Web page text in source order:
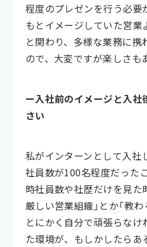
程度のプレゼンを行う必要
もとイメージしていた営
と関わり、多様な業務に
ので、大変ですが楽しさも
ー入社前のイメージと入
さい
私がインターンとして入社
社員数が100名程度だった
時社員数や社歴だけを見た
厳しい営業組織」とか「教
とにかく自分で頑張らなけ
た環境が、もしかしたら